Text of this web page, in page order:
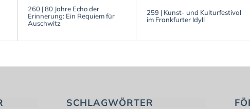
260 | 80 Jahre Echo der
Erinnerung: Ein Requiem für
Auschwitz
259 | Kunst- und Kulturfestival
im Frankfurter Idyll
SCHLAGWÖRTER